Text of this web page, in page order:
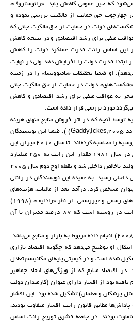
که خیر عمومی کاهش یابد. «زائوستروف»
را در چهارچوب حق حمایت از مالکیت بررسی نموده و
شکست‌های دولت در حمایت از حق مالکیت جائی که
منفی برای رشد اقتصادی و در نتیجه کاهش
این اساس رانت قدرت عملکرد دولت را کاهش
ابتدا قدرت دولت را افزایش دهد ولی در نهایت
او ضمنا تحقیقات «تامبووتسا» را در زمینه
«شکست‌های» دولت در حمایت از حق مالکیت جائی
به عواقب منفی برای رشد اقتصادی و کاهش
مورد بررسی قرار داده است.
توسط آنچه که در اثر فروش منابع منهای هزینه
استخراج عاید می‌شود تعیین می‌گردد Gaddy,Ickes,2005) ). ضمنا این نویسندگان
این مقاله میزان رانت نفت و گاز روسیه را محاسبه کرده‌اند. تا سال 2010 میزان این
رانت به دو نقطه اوج رسید. یکی در سال 1981 مقدار این رانت به 250 میلیارد
دلار رسید و بیش از 40 در صد تولید ناخالص داخلی شد و نقطه اوج دوم سال 2005
ناخالص داخلی رسید. به عقیده این نویسندگان در رانتی
مشخص کرد: درآمد بعد از مالیات، هزینه‌های
بالا، سوبسیدهای ارزشمند، مالیات‌های رسمی و غیررسمی. از نظر «رادایف» (1998)
بوروکراسی عامل اصلی اخاذی رانت در روسیه است که 87 درصد مدیران با آن
کار ارزشمندی که «کوردنسکی» (2008) انجام داده مربوط به بازار و منابع می‌باشد.
او توضیح می‌دهد که چگونه اقتصاد بازاری
شده است و در کیفیتی پایه‌ای مکانیسم تعادل
اقتصاد منابع که از ویژگی‌های اتحاد جماهیر
بود از اقشار دارای عنوان (کارمندان دولت
پزشکان و معلمان) تشکیل شده بود. این اقشار
مطابق قانون رانت اقشار متفاوت بودند،
متفاوت بودند. در جامعه قشری توزیع رانت اساس